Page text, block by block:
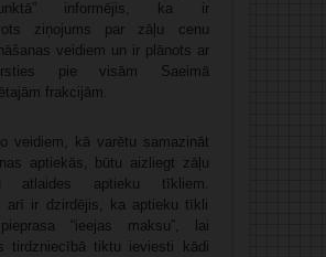
informējis, ka ir
ziņojums par zāļu cenu
veidiem un ir plānots ar
pie visām Saeimā
frakcijām.
veidiem, kā varētu samazināt
aptiekās, būtu aizliegt zāļu
atlaides aptieku tīkliem.
arī ir dzirdējis, ka aptieku tīkli
“ieejas maksu”, lai
tirdzniecībā tiktu ieviesti kādi